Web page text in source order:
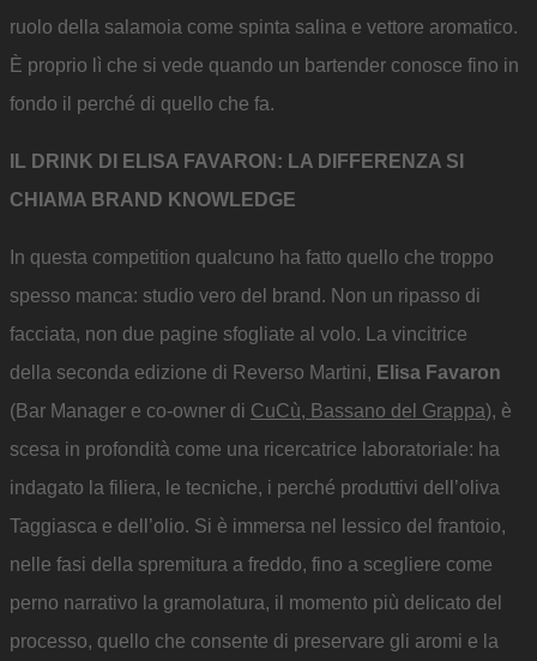
ruolo della salamoia come spinta salina e vettore aromatico.
È proprio lì che si vede quando un bartender conosce fino in
fondo il perché di quello che fa.
IL DRINK DI ELISA FAVARON: LA DIFFERENZA SI
CHIAMA BRAND KNOWLEDGE
In questa competition qualcuno ha fatto quello che troppo
spesso manca: studio vero del brand. Non un ripasso di
facciata, non due pagine sfogliate al volo. La vincitrice
della seconda edizione di Reverso Martini, Elisa Favaron
(Bar Manager e co-owner di CuCù, Bassano del Grappa), è
scesa in profondità come una ricercatrice laboratoriale: ha
indagato la filiera, le tecniche, i perché produttivi dell’oliva
Taggiasca e dell’olio. Si è immersa nel lessico del frantoio,
nelle fasi della spremitura a freddo, fino a scegliere come
perno narrativo la gramolatura, il momento più delicato del
processo, quello che consente di preservare gli aromi e la